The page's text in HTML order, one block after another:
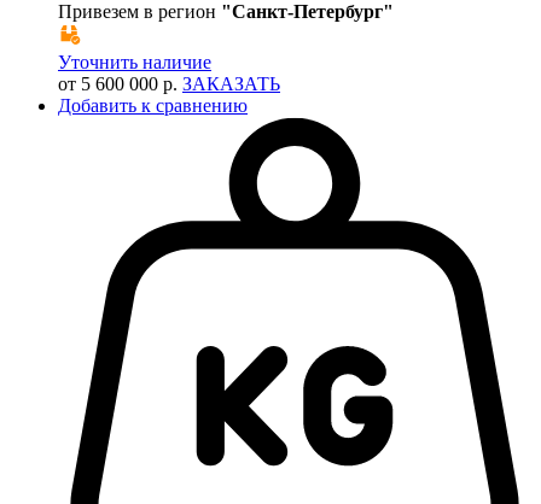
Привезем в регион "Санкт-Петербург"
Уточнить наличие
от 5 600 000 р. ЗАКАЗАТЬ
Добавить к сравнению